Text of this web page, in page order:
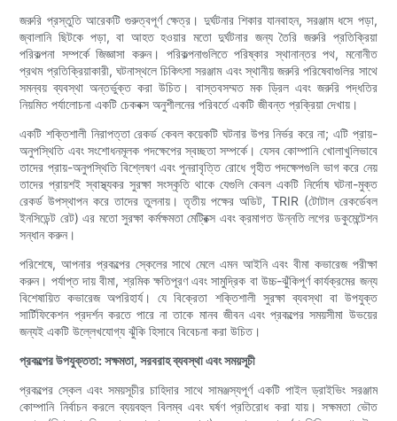
জরুরি প্রস্তুতি আরেকটি গুরুত্বপূর্ণ ক্ষেত্র। দুর্ঘটনার শিকার যানবাহন, সরঞ্জাম ধসে পড়া,
জ্বালানি ছিটকে পড়া, বা আহত হওয়ার মতো দুর্ঘটনার জন্য তৈরি জরুরি প্রতিক্রিয়া
পরিকল্পনা সম্পর্কে জিজ্ঞাসা করুন। পরিকল্পনাগুলিতে পরিষ্কার স্থানান্তর পথ, মনোনীত
প্রথম প্রতিক্রিয়াকারী, ঘটনাস্থলে চিকিৎসা সরঞ্জাম এবং স্থানীয় জরুরি পরিষেবাগুলির সাথে
সমন্বয় ব্যবস্থা অন্তর্ভুক্ত করা উচিত। বাস্তবসম্মত মক ড্রিল এবং জরুরি পদ্ধতির
নিয়মিত পর্যালোচনা একটি চেকবক্স অনুশীলনের পরিবর্তে একটি জীবন্ত প্রক্রিয়া দেখায়।
একটি শক্তিশালী নিরাপত্তা রেকর্ড কেবল কয়েকটি ঘটনার উপর নির্ভর করে না; এটি প্রায়-
অনুপস্থিতি এবং সংশোধনমূলক পদক্ষেপের স্বচ্ছতা সম্পর্কে। যেসব কোম্পানি খোলাখুলিভাবে
তাদের প্রায়-অনুপস্থিতি বিশ্লেষণ এবং পুনরাবৃত্তি রোধে গৃহীত পদক্ষেপগুলি ভাগ করে নেয়
তাদের প্রায়শই স্বাস্থ্যকর সুরক্ষা সংস্কৃতি থাকে যেগুলি কেবল একটি নির্দোষ ঘটনা-মুক্ত
রেকর্ড উপস্থাপন করে তাদের তুলনায়। তৃতীয় পক্ষের অডিট, TRIR (টোটাল রেকর্ডেবল
ইনসিডেন্ট রেট) এর মতো সুরক্ষা কর্মক্ষমতা মেট্রিক্স এবং ক্রমাগত উন্নতি লগের ডকুমেন্টেশন
সন্ধান করুন।
পরিশেষে, আপনার প্রকল্পের স্কেলের সাথে মেলে এমন আইনি এবং বীমা কভারেজ পরীক্ষা
করুন। পর্যাপ্ত দায় বীমা, শ্রমিক ক্ষতিপূরণ এবং সামুদ্রিক বা উচ্চ-ঝুঁকিপূর্ণ কার্যক্রমের জন্য
বিশেষায়িত কভারেজ অপরিহার্য। যে বিক্রেতা শক্তিশালী সুরক্ষা ব্যবস্থা বা উপযুক্ত
সার্টিফিকেশন প্রদর্শন করতে পারে না তাকে মানব জীবন এবং প্রকল্পের সময়সীমা উভয়ের
জন্যই একটি উল্লেখযোগ্য ঝুঁকি হিসাবে বিবেচনা করা উচিত।
প্রকল্পের উপযুক্ততা: সক্ষমতা, সরবরাহ ব্যবস্থা এবং সময়সূচী
প্রকল্পের স্কেল এবং সময়সূচীর চাহিদার সাথে সামঞ্জস্যপূর্ণ একটি পাইল ড্রাইভিং সরঞ্জাম
কোম্পানি নির্বাচন করলে ব্যয়বহুল বিলম্ব এবং ঘর্ষণ প্রতিরোধ করা যায়। সক্ষমতা ভৌত